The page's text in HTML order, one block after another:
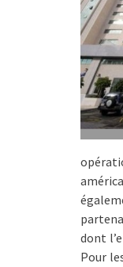
dont
Pour